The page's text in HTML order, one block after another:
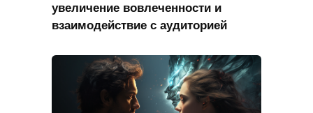
увеличение вовлеченности и
взаимодействие с аудиторией